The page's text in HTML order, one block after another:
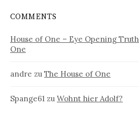
COMMENTS
House of One – Eye Opening Truth
One
andre zu The House of One
Spange61 zu Wohnt hier Adolf?